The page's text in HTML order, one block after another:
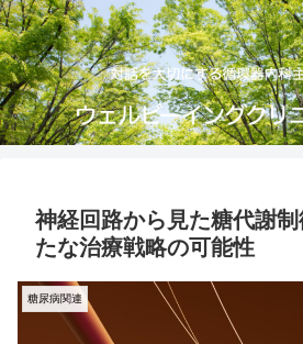
神経回路から見た糖代謝
たな治療戦略の可能性
糖尿病関連